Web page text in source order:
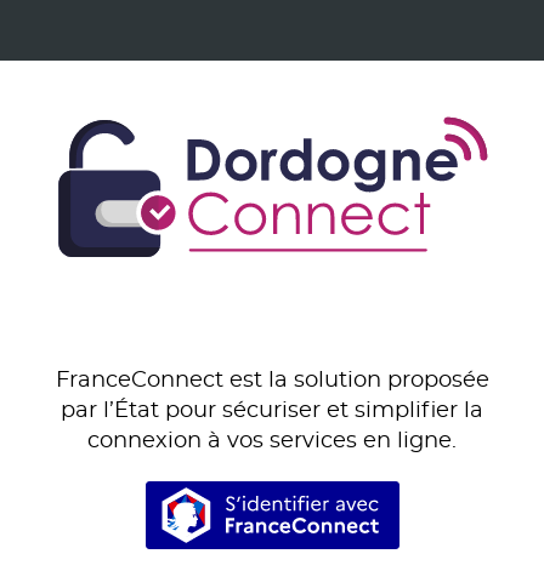
FranceConnect est la solution proposée
par l’État pour sécuriser et simplifier la
connexion à vos services en ligne.
S’identifier avec